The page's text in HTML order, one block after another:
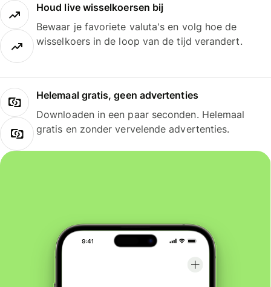
Houd live wisselkoersen bij
Bewaar je favoriete valuta's en volg hoe de
wisselkoers in de loop van de tijd verandert.
Helemaal gratis, geen advertenties
Downloaden in een paar seconden. Helemaal
gratis en zonder vervelende advertenties.